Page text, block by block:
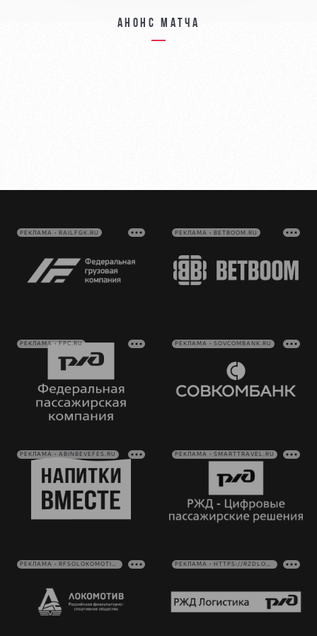
Анонс матча
РЕКЛАМА • RAILFGK.RU РЕКЛАМА • BETBOOM.RU
РЕКЛАМА • FPC.RU РЕКЛАМА • SOVCOMBANK.RU
РЕКЛАМА • ABINBEVEFES.RU РЕКЛАМА • SMARTTRAVEL.RU
РЕКЛАМА • RFSOLOKOMOTIV.RU РЕКЛАМА • HTTPS://RZDLOG.RU/